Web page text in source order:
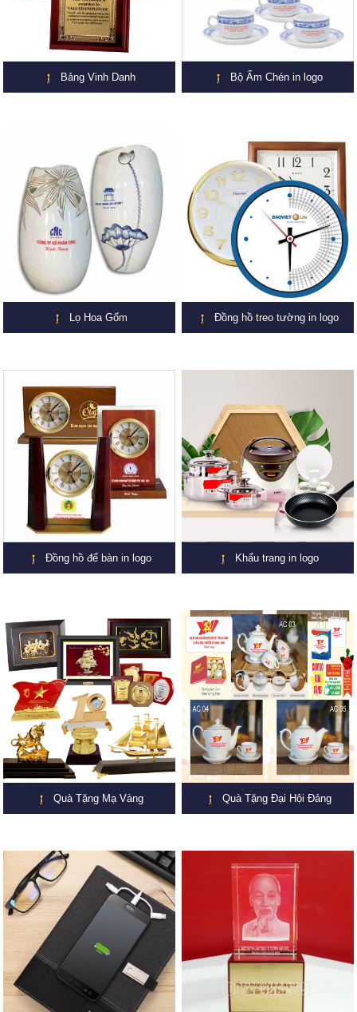
Bảng Vinh Danh Bộ Ấm Chén in logo
Lọ Hoa Gốm Đồng hồ treo tường in logo
Đồng hồ để bàn in logo Khẩu trang in logo
Quà Tặng Mạ Vàng Quà Tặng Đại Hội Đảng